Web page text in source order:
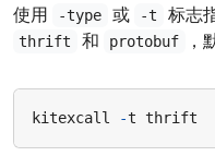
使用 -type 或 -t 标志
thrift 和 protobuf ，
kitexcall -t thrift